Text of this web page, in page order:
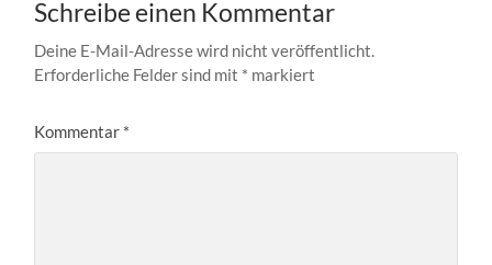
Schreibe einen Kommentar
Deine E-Mail-Adresse wird nicht veröffentlicht.
Erforderliche Felder sind mit * markiert
Kommentar *